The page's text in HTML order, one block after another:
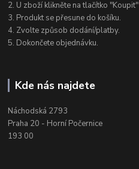
2. U zboží klikněte na tlačítko "Koupit"
3. Produkt se přesune do košíku.
4. Zvolte způsob dodání/platby.
5. Dokončete objednávku.
Kde nás najdete
Náchodská 2793
Praha 20 - Horní Počernice
193 00